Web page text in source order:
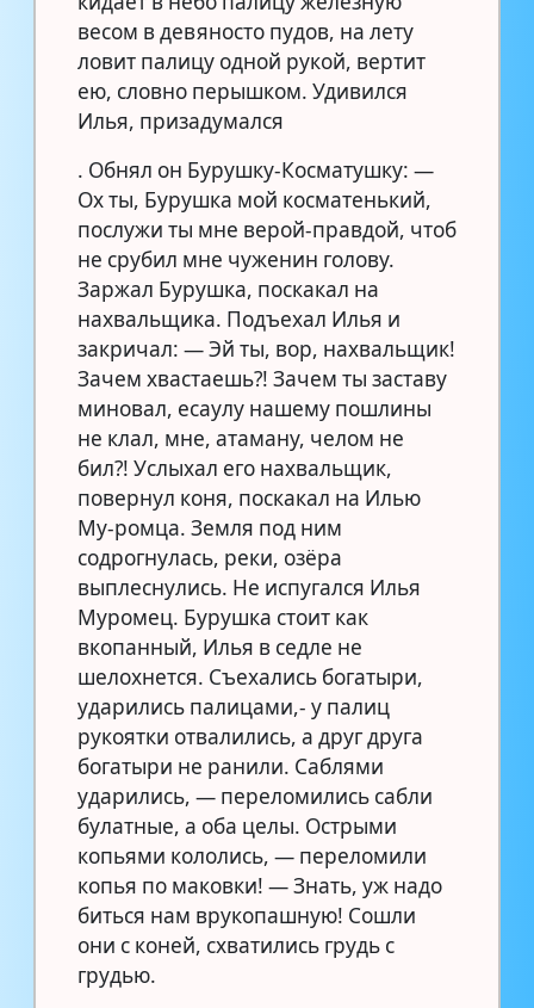
весом в девяносто пудов, на лету
ловит палицу одной рукой, вертит
ею, словно перышком. Удивился
Илья, призадумался
. Обнял он Бурушку-Косматушку: —
Ох ты, Бурушка мой косматенький,
послужи ты мне верой-правдой, чтоб
не срубил мне чуженин голову.
Заржал Бурушка, поскакал на
нахвальщика. Подъехал Илья и
закричал: — Эй ты, вор, нахвальщик!
Зачем хвастаешь?! Зачем ты заставу
миновал, есаулу нашему пошлины
не клал, мне, атаману, челом не
бил?! Услыхал его нахвальщик,
повернул коня, поскакал на Илью
Му-ромца. Земля под ним
содрогнулась, реки, озёра
выплеснулись. Не испугался Илья
Муромец. Бурушка стоит как
вкопанный, Илья в седле не
шелохнется. Съехались богатыри,
ударились палицами,- у палиц
рукоятки отвалились, а друг друга
богатыри не ранили. Саблями
ударились, — переломились сабли
булатные, а оба целы. Острыми
копьями кололись, — переломили
копья по маковки! — Знать, уж надо
биться нам врукопашную! Сошли
они с коней, схватились грудь с
грудью.